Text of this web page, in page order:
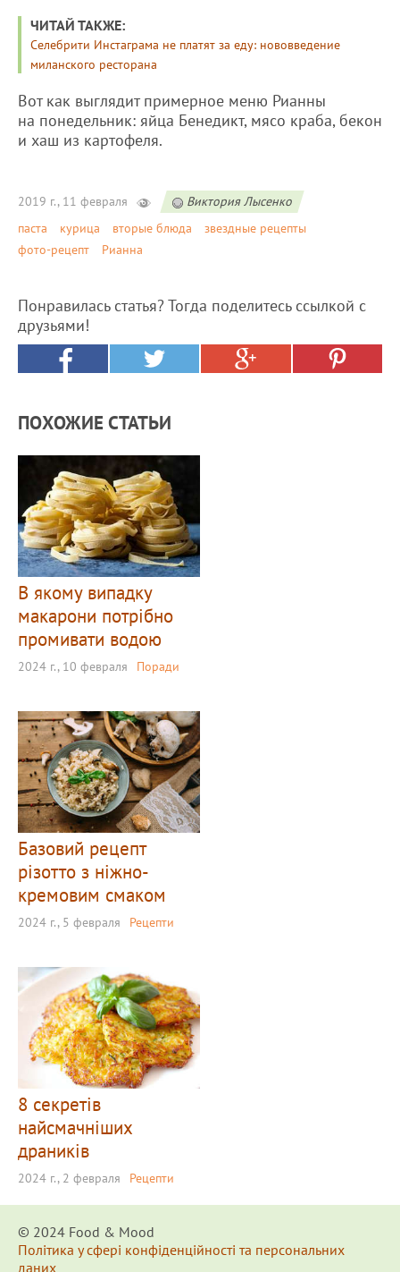
ЧИТАЙ ТАКЖЕ:
Селебрити Инстаграма не платят за еду: нововведение
миланского ресторана
Вот как выглядит примерное меню Рианны
на понедельник: яйца Бенедикт, мясо краба, бекон
и хаш из картофеля.
2019 г., 11 февраля
Виктория Лысенко
паста
курица вторые блюда
звездные рецепты
фото-рецепт
Рианна
Понравилась статья? Тогда поделитесь ссылкой с
друзьями!
ПОХОЖИЕ СТАТЬИ
В якому випадку
макарони потрібно
промивати водою
2024 г., 10 февраля Поради
Базовий рецепт
різотто з ніжно-
кремовим смаком
2024 г., 5 февраля Рецепти
8 секретів
найсмачніших
драників
2024 г., 2 февраля Рецепти
© 2024 Food & Мood
Політика у сфері конфіденційності та персональних
даних